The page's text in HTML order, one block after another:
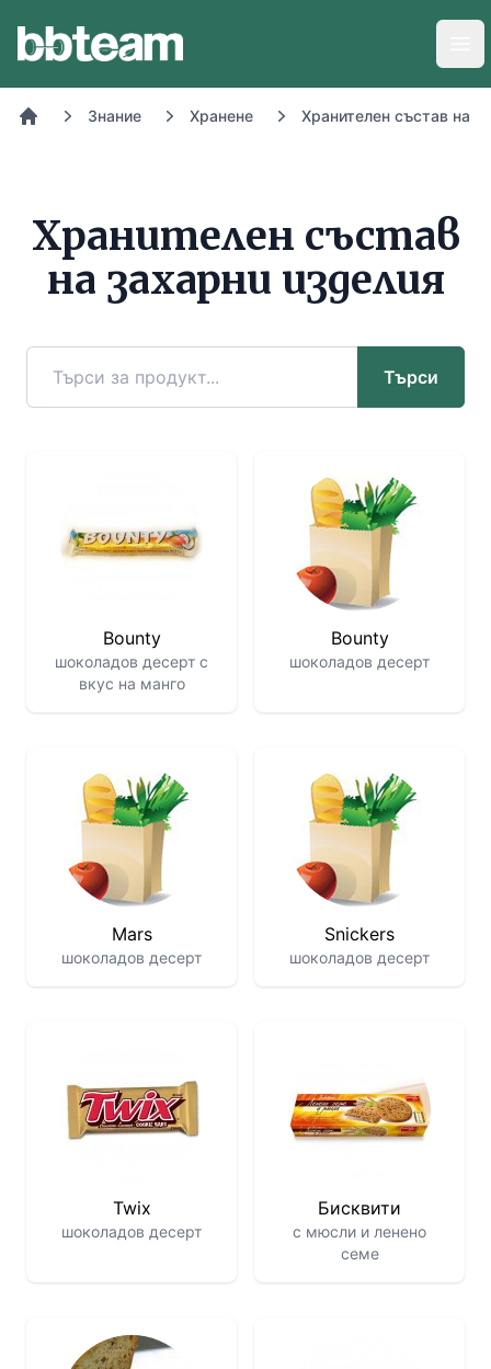
Знание Хранене Хранителен състав на
Хранителен състав
на захарни изделия
Търси
Bounty
шоколадов десерт с
вкус на манго
Bounty
шоколадов десерт
Mars
шоколадов десерт
Snickers
шоколадов десерт
Twix
шоколадов десерт
Бисквити
с мюсли и ленено
семе